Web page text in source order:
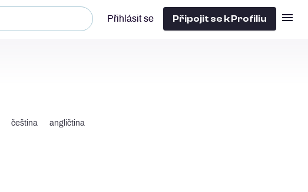
Přihlásit se Připojit se k Profiliu
čeština angličtina